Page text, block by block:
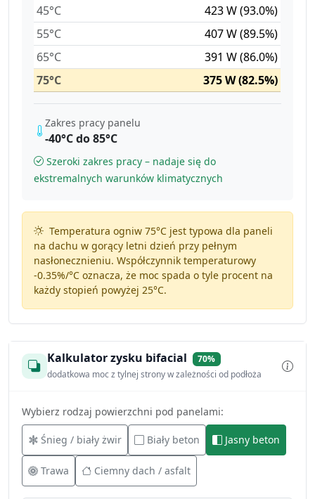
45°C
423 W (93.0%)
55°C
407 W (89.5%)
65°C
391 W (86.0%)
75°C
375 W (82.5%)
Zakres pracy panelu
-40°C do 85°C
Szeroki zakres pracy – nadaje się do
ekstremalnych warunków klimatycznych
Temperatura ogniw 75°C jest typowa dla paneli
na dachu w gorący letni dzień przy pełnym
nasłonecznieniu. Współczynnik temperaturowy
-0.35%/°Coznacza, że moc spada o tyle procent na
każdy stopień powyżej 25°C.
Kalkulator zysku bifacial
70%
dodatkowa moc z tylnej strony w zależności od podłoża
Wybierz rodzaj powierzchni pod panelami:
Śnieg / biały żwir Biały beton Jasny beton
Trawa Ciemny dach / asfalt